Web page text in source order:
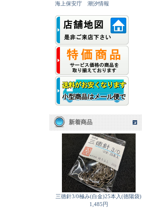
海上保安庁 潮汐情報
新着商品
三徳針3/0極み(白金)25本入(徳陽袋)
1,485円